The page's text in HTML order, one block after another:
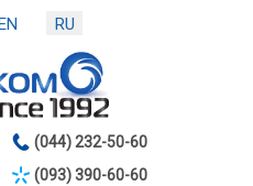
RU
(044) 232-50-60
(093) 390-60-60